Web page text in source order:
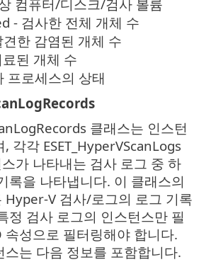
컴퓨터/디스크/검사 볼륨
- 검사한 전체 개체 수
한 감염된 개체 수
된 개체 수
프로세스의 상태
클래스는 인스턴
각각 ESET_HyperVScanLogs
가 나타내는 검사 로그 중 하
록을 나타냅니다. 이 클래스의
Hyper-V 검사/로그의 로그 기록
정 검사 로그의 인스턴스만 필
속성으로 필터링해야 합니다.
스는 다음 정보를 포함합니다.